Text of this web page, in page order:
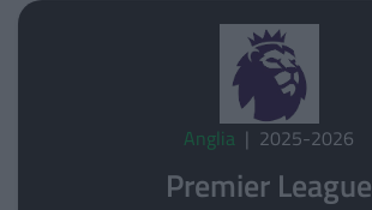
Anglia | 2025-2026
Premier League